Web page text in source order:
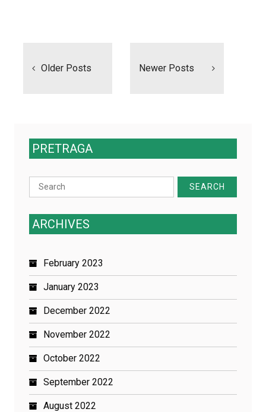
Older Posts Newer Posts
PRETRAGA
Search
for:
ARCHIVES
February 2023
January 2023
December 2022
November 2022
October 2022
September 2022
August 2022